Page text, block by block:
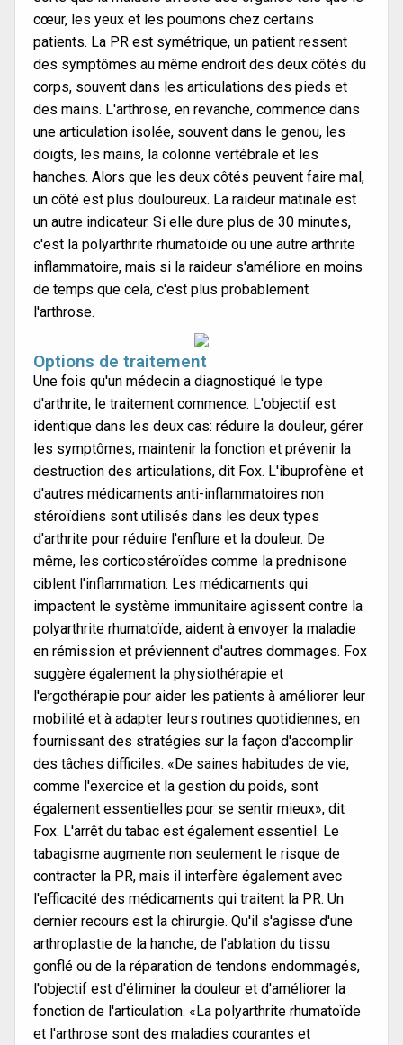
cœur, les yeux et les poumons chez certains
patients. La PR est symétrique, un patient ressent
des symptômes au même endroit des deux côtés du
corps, souvent dans les articulations des pieds et
des mains. L'arthrose, en revanche, commence dans
une articulation isolée, souvent dans le genou, les
doigts, les mains, la colonne vertébrale et les
hanches. Alors que les deux côtés peuvent faire mal,
un côté est plus douloureux. La raideur matinale est
un autre indicateur. Si elle dure plus de 30 minutes,
c'est la polyarthrite rhumatoïde ou une autre arthrite
inflammatoire, mais si la raideur s'améliore en moins
de temps que cela, c'est plus probablement
l'arthrose.
Options de traitement
Une fois qu'un médecin a diagnostiqué le type
d'arthrite, le traitement commence. L'objectif est
identique dans les deux cas: réduire la douleur, gérer
les symptômes, maintenir la fonction et prévenir la
destruction des articulations, dit Fox. L'ibuprofène et
d'autres médicaments anti-inflammatoires non
stéroïdiens sont utilisés dans les deux types
d'arthrite pour réduire l'enflure et la douleur. De
même, les corticostéroïdes comme la prednisone
ciblent l'inflammation. Les médicaments qui
impactent le système immunitaire agissent contre la
polyarthrite rhumatoïde, aident à envoyer la maladie
en rémission et préviennent d'autres dommages. Fox
suggère également la physiothérapie et
l'ergothérapie pour aider les patients à améliorer leur
mobilité et à adapter leurs routines quotidiennes, en
fournissant des stratégies sur la façon d'accomplir
des tâches difficiles. «De saines habitudes de vie,
comme l'exercice et la gestion du poids, sont
également essentielles pour se sentir mieux», dit
Fox. L'arrêt du tabac est également essentiel. Le
tabagisme augmente non seulement le risque de
contracter la PR, mais il interfère également avec
l'efficacité des médicaments qui traitent la PR. Un
dernier recours est la chirurgie. Qu'il s'agisse d'une
arthroplastie de la hanche, de l'ablation du tissu
gonflé ou de la réparation de tendons endommagés,
l'objectif est d'éliminer la douleur et d'améliorer la
fonction de l'articulation. «La polyarthrite rhumatoïde
et l'arthrose sont des maladies courantes et